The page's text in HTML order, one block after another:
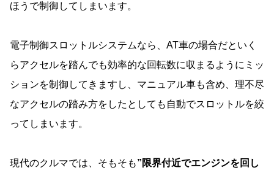
ほうで制御してしまいます。
電子制御スロットルシステムなら、AT車の場合だといく
らアクセルを踏んでも効率的な回転数に収まるようにミッ
ションを制御してきますし、マニュアル車も含め、理不尽
なアクセルの踏み方をしたとしても自動でスロットルを絞
ってしまいます。
現代のクルマでは、そもそも”限界付近でエンジンを回し